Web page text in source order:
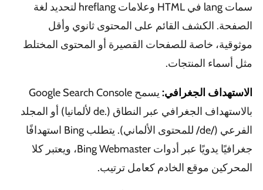
سمات lang في HTML وعلامات hreflang لتحديد لغة
الصفحة. الكشف القائم على المحتوى ثانوي وأقل
موثوقية، خاصة للصفحات القصيرة أو المحتوى المختلط
مثل أسماء المنتجات.
الاستهداف الجغرافي:
يسمح Google Search Console
بالاستهداف الجغرافي عبر النطاق (.de لألمانيا) أو المجلد
الفرعي (/de/ للمحتوى الألماني). يتطلب Bing استهدافًا
جغرافيًا يدويًا عبر أدوات Bing Webmaster، ويعتبر كلا
المحركين موقع الخادم كعامل ترتيب.